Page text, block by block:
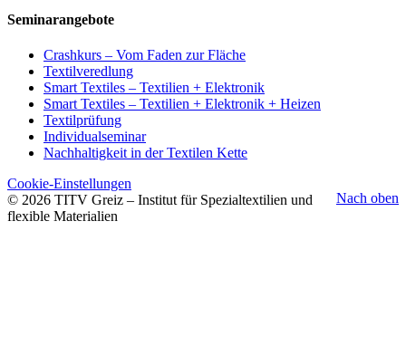
Seminarangebote
Crashkurs – Vom Faden zur Fläche
Textilveredlung
Smart Textiles – Textilien + Elektronik
Smart Textiles – Textilien + Elektronik + Heizen
Textilprüfung
Individualseminar
Nachhaltigkeit in der Textilen Kette
Nach oben
Cookie-Einstellungen
© 2026 TITV Greiz – Institut für Spezialtextilien und
flexible Materialien